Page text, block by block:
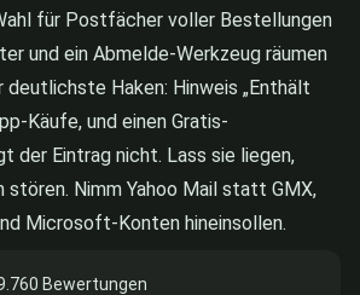
für Postfächer voller Bestellungen
und ein Abmelde-Werkzeug räumen
deutlichste Haken: Hinweis „Enthält
Käufe, und einen Gratis-
der Eintrag nicht. Lass sie liegen,
stören. Nimm Yahoo Mail statt GMX,
Microsoft-Konten hineinsollen.
Bewertungen